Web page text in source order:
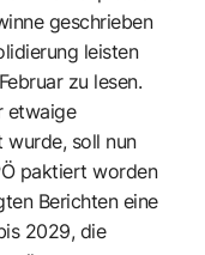
geschrieben
leisten
zu lesen.
etwaige
wurde, soll nun
paktiert worden
Berichten eine
2029, die